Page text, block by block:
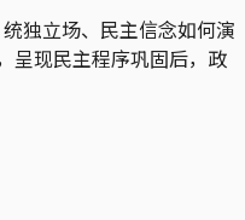
独立场、民主信念如何演
呈现民主程序巩固后，政